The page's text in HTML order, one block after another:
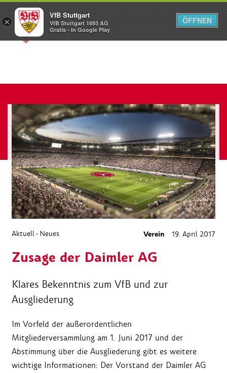
Menü
Aktuell › Neues Verein 19. April 2017
Zusage der Daimler AG
Klares Bekenntnis zum VfB und zur
Ausgliederung
Im Vorfeld der außerordentlichen
Mitgliederversammlung am 1. Juni 2017 und der
Abstimmung über die Ausgliederung gibt es weitere
wichtige Informationen: Der Vorstand der Daimler AG
×
VfB Stuttgart
VfB Stuttgart 1893 AG
Gratis - In Google Play
ÖFFNEN